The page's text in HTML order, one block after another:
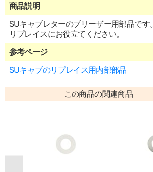
商品説明
SUキャブレターのブリーザー用部品です。
リプレイスにお役立てください。
参考ページ
SUキャブのリプレイス用内部部品
この商品の関連商品